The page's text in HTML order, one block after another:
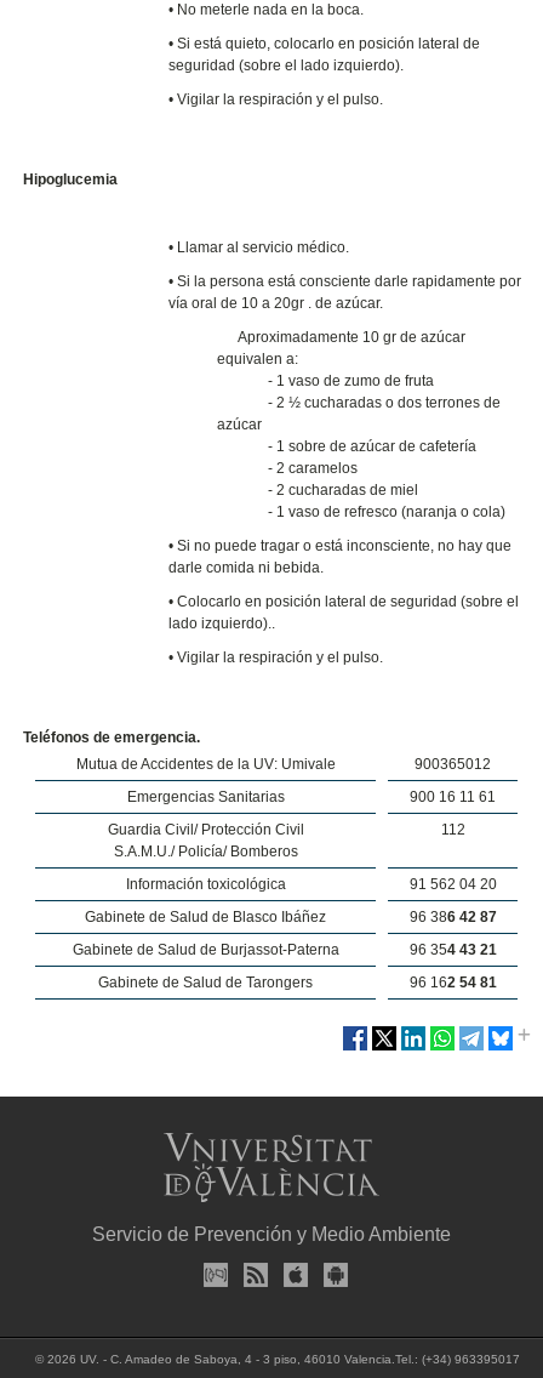
• No meterle nada en la boca.
• Si está quieto, colocarlo en posición lateral de
seguridad (sobre el lado izquierdo).
• Vigilar la respiración y el pulso.
Hipoglucemia
• Llamar al servicio médico.
•Si la persona está consciente darle rapidamente por
vía oral de 10 a 20gr . de azúcar.
Aproximadamente 10 gr de azúcar
equivalen a:
- 1 vaso de zumo de fruta
- 2 ½ cucharadas o dos terrones de
azúcar
- 1 sobre de azúcar de cafetería
- 2 caramelos
- 2 cucharadas de miel
- 1 vaso de refresco (naranja o cola)
•Si no puede tragar o está inconsciente, no hay que
darle comida ni bebida.
•Colocarlo en posición lateral de seguridad (sobre el
lado izquierdo)..
• Vigilar la respiración y el pulso.
Teléfonos de emergencia.
Mutua de Accidentes de la UV: Umivale
900365012
Emergencias Sanitarias
900 16 11 61
Guardia Civil/ Protección Civil
S.A.M.U./ Policía/ Bomberos
112
Información toxicológica
91 562 04 20
Gabinete de Salud de Blasco Ibáñez
96 386 42 87
Gabinete de Salud de Burjassot-Paterna
96 354 43 21
Gabinete de Salud de Tarongers
96 162 54 81
Servicio de Prevención y Medio Ambiente
© 2026 UV. - C. Amadeo de Saboya, 4 - 3 piso, 46010 Valencia.Tel.: (+34) 963395017